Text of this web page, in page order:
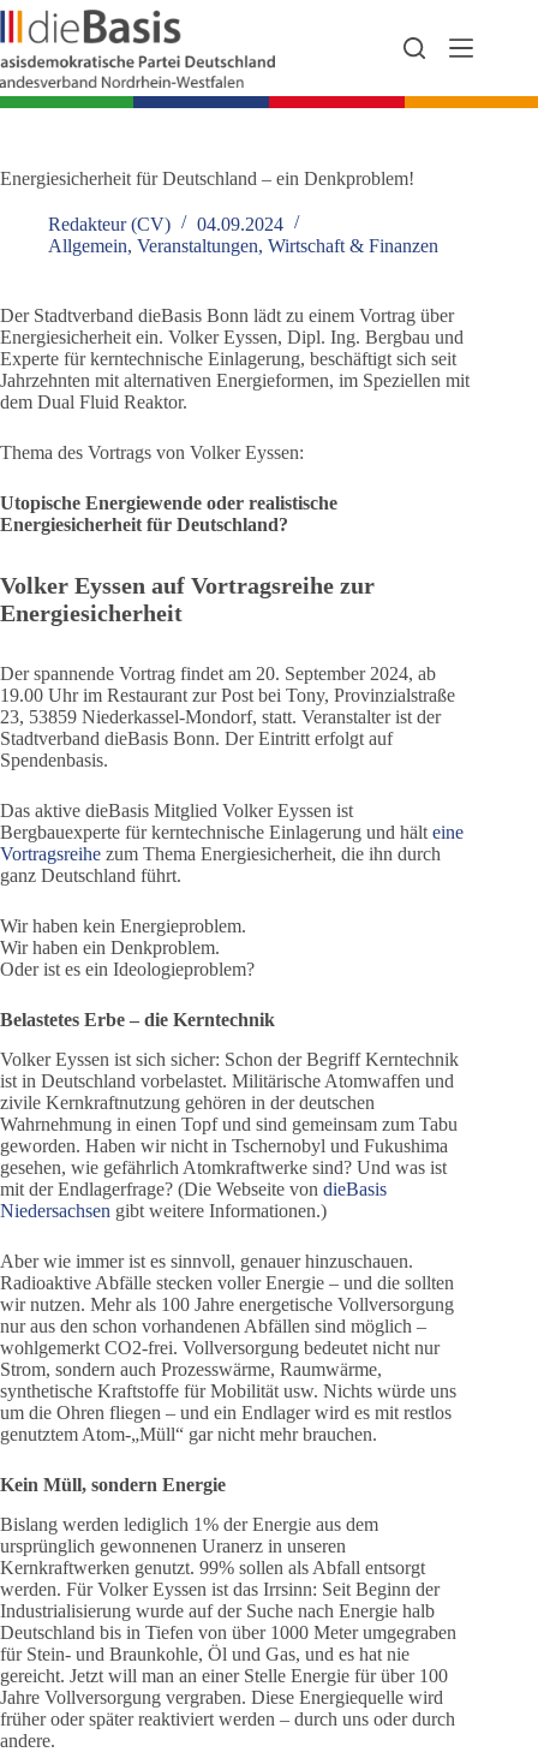
Zum
Inhalt
springen
Energiesicherheit für Deutschland – ein Denkproblem!
Redakteur (CV)
04.09.2024
Allgemein, Veranstaltungen, Wirtschaft & Finanzen
Der Stadtverband dieBasis Bonn lädt zu einem Vortrag über
Energiesicherheit ein. Volker Eyssen, Dipl. Ing. Bergbau und
Experte für kerntechnische Einlagerung, beschäftigt sich seit
Jahrzehnten mit alternativen Energieformen, im Speziellen mit
dem Dual Fluid Reaktor.
Thema des Vortrags von Volker Eyssen:
Utopische Energiewende oder realistische
Energiesicherheit für Deutschland?
Volker Eyssen auf Vortragsreihe zur
Energiesicherheit
Der spannende Vortrag findet am 20. September 2024, ab
19.00 Uhr im Restaurant zur Post bei Tony, Provinzialstraße
23, 53859 Niederkassel-Mondorf, statt. Veranstalter ist der
Stadtverband dieBasis Bonn. Der Eintritt erfolgt auf
Spendenbasis.
Das aktive dieBasis Mitglied Volker Eyssen ist
Bergbauexperte für kerntechnische Einlagerung und hält eine
Vortragsreihe zum Thema Energiesicherheit, die ihn durch
ganz Deutschland führt.
Wir haben kein Energieproblem.
Wir haben ein Denkproblem.
Oder ist es ein Ideologieproblem?
Belastetes Erbe – die Kerntechnik
Volker Eyssen ist sich sicher: Schon der Begriff Kerntechnik
ist in Deutschland vorbelastet. Militärische Atomwaffen und
zivile Kernkraftnutzung gehören in der deutschen
Wahrnehmung in einen Topf und sind gemeinsam zum Tabu
geworden. Haben wir nicht in Tschernobyl und Fukushima
gesehen, wie gefährlich Atomkraftwerke sind? Und was ist
mit der Endlagerfrage? (Die Webseite von dieBasis
Niedersachsen gibt weitere Informationen.)
Aber wie immer ist es sinnvoll, genauer hinzuschauen.
Radioaktive Abfälle stecken voller Energie – und die sollten
wir nutzen. Mehr als 100 Jahre energetische Vollversorgung
nur aus den schon vorhandenen Abfällen sind möglich –
wohlgemerkt CO2-frei. Vollversorgung bedeutet nicht nur
Strom, sondern auch Prozesswärme, Raumwärme,
synthetische Kraftstoffe für Mobilität usw. Nichts würde uns
um die Ohren fliegen – und ein Endlager wird es mit restlos
genutztem Atom-„Müll“ gar nicht mehr brauchen.
Kein Müll, sondern Energie
Bislang werden lediglich 1% der Energie aus dem
ursprünglich gewonnenen Uranerz in unseren
Kernkraftwerken genutzt. 99% sollen als Abfall entsorgt
werden. Für Volker Eyssen ist das Irrsinn: Seit Beginn der
Industrialisierung wurde auf der Suche nach Energie halb
Deutschland bis in Tiefen von über 1000 Meter umgegraben
für Stein- und Braunkohle, Öl und Gas, und es hat nie
gereicht. Jetzt will man an einer Stelle Energie für über 100
Jahre Vollversorgung vergraben. Diese Energiequelle wird
früher oder später reaktiviert werden – durch uns oder durch
andere.